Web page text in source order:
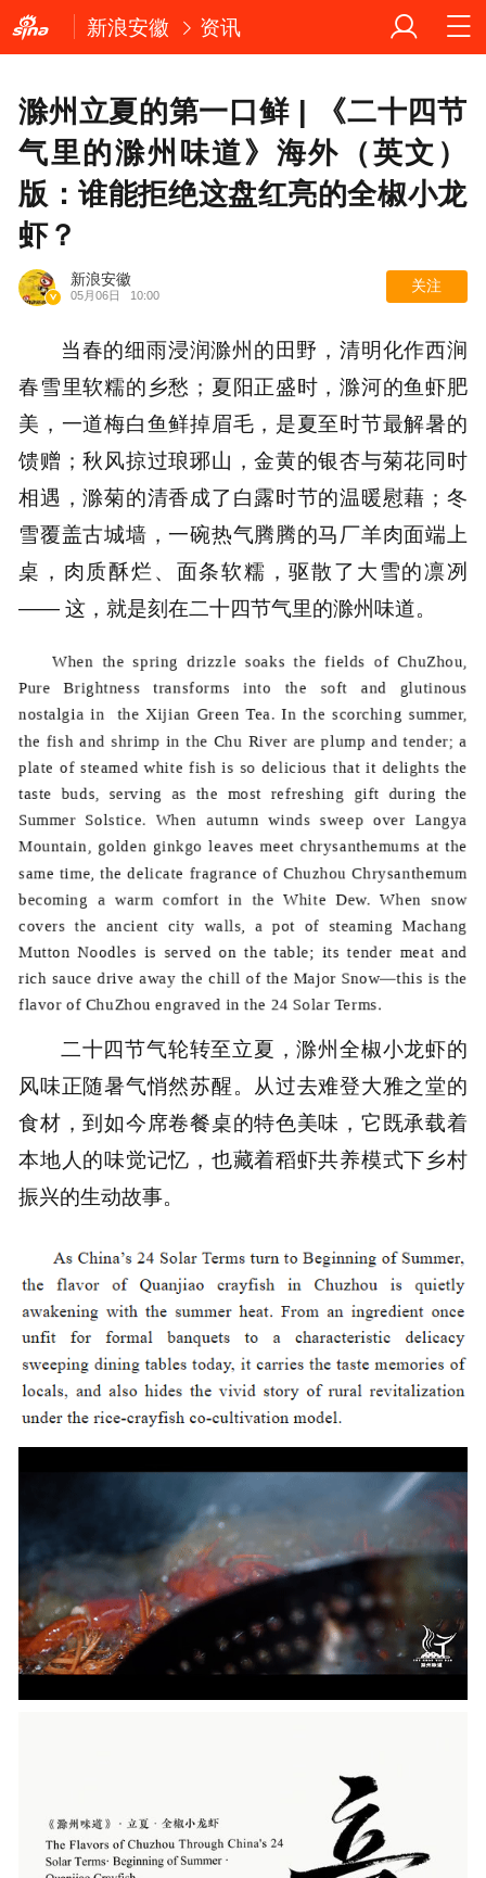
新浪安徽 资讯
滁州立夏的第一口鲜 | 《二十四节
气里的滁州味道》海外（英文）
版：谁能拒绝这盘红亮的全椒小龙
虾？
新浪安徽
05月06日 10:00
关注
当春的细雨浸润滁州的田野，清明化作西涧
春雪里软糯的乡愁；夏阳正盛时，滁河的鱼虾肥
美，一道梅白鱼鲜掉眉毛，是夏至时节最解暑的
馈赠；秋风掠过琅琊山，金黄的银杏与菊花同时
相遇，滁菊的清香成了白露时节的温暖慰藉；冬
雪覆盖古城墙，一碗热气腾腾的马厂羊肉面端上
桌，肉质酥烂、面条软糯，驱散了大雪的凛冽
—— 这，就是刻在二十四节气里的滁州味道。
二十四节气轮转至立夏，滁州全椒小龙虾的
风味正随暑气悄然苏醒。从过去难登大雅之堂的
食材，到如今席卷餐桌的特色美味，它既承载着
本地人的味觉记忆，也藏着稻虾共养模式下乡村
振兴的生动故事。